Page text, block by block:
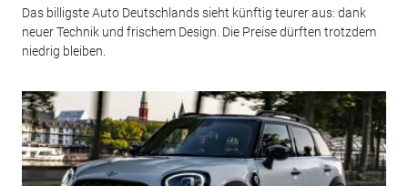
Das billigste Auto Deutschlands sieht künftig teurer aus: dank
neuer Technik und frischem Design. Die Preise dürften trotzdem
niedrig bleiben.